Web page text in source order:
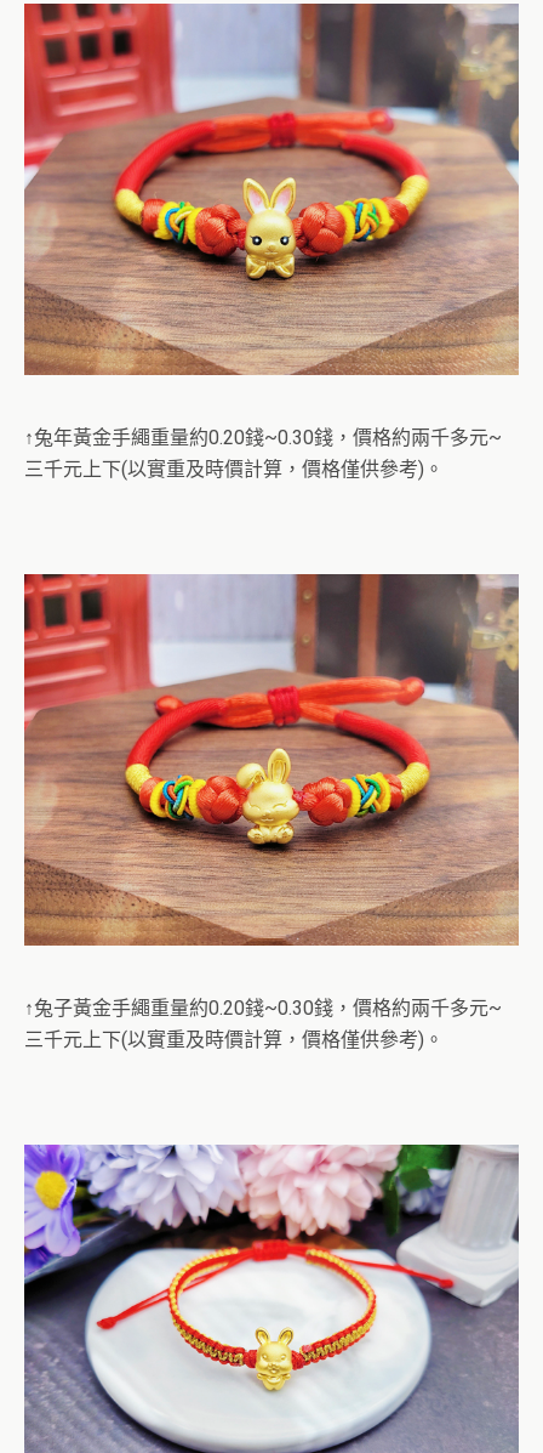
↑兔年黃金手繩重量約0.20錢~0.30錢，價格約兩千多元~
三千元上下(以實重及時價計算，價格僅供參考)。
↑兔子黃金手繩重量約0.20錢~0.30錢，價格約兩千多元~
三千元上下(以實重及時價計算，價格僅供參考)。